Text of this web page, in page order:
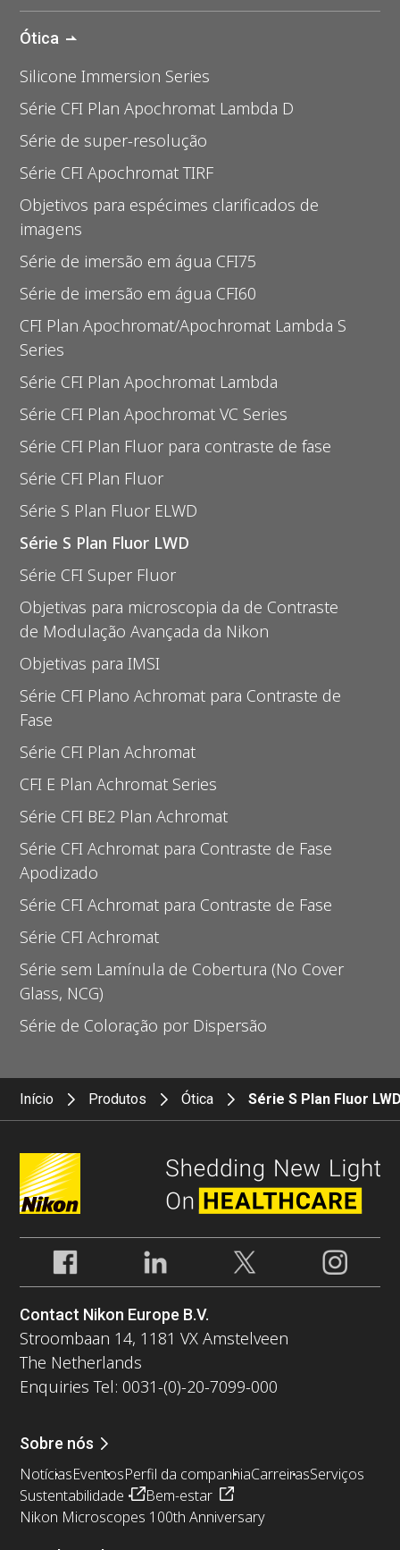
Ótica
Silicone Immersion Series
Série CFI Plan Apochromat Lambda D
Série de super-resolução
Série CFI Apochromat TIRF
Objetivos para espécimes clarificados de
imagens
Série de imersão em água CFI75
Série de imersão em água CFI60
CFI Plan Apochromat/Apochromat Lambda S
Series
Série CFI Plan Apochromat Lambda
Série CFI Plan Apochromat VC Series
Série CFI Plan Fluor para contraste de fase
Série CFI Plan Fluor
Série S Plan Fluor ELWD
Série S Plan Fluor LWD
Série CFI Super Fluor
Objetivas para microscopia da de Contraste
de Modulação Avançada da Nikon
Objetivas para IMSI
Série CFI Plano Achromat para Contraste de
Fase
Série CFI Plan Achromat
CFI E Plan Achromat Series
Série CFI BE2 Plan Achromat
Série CFI Achromat para Contraste de Fase
Apodizado
Série CFI Achromat para Contraste de Fase
Série CFI Achromat
Série sem Lamínula de Cobertura (No Cover
Glass, NCG)
Série de Coloração por Dispersão
Início Produtos Ótica Série S Plan Fluor
Contact Nikon Europe B.V.
Stroombaan 14, 1181 VX Amstelveen
The Netherlands
Enquiries Tel: 0031-(0)-20-7099-000
Sobre nós
NotíciasEventosPerfil da companhiaCarreirasServiços
Sustentabilidade
Bem-estar
Nikon Microscopes 100th Anniversary